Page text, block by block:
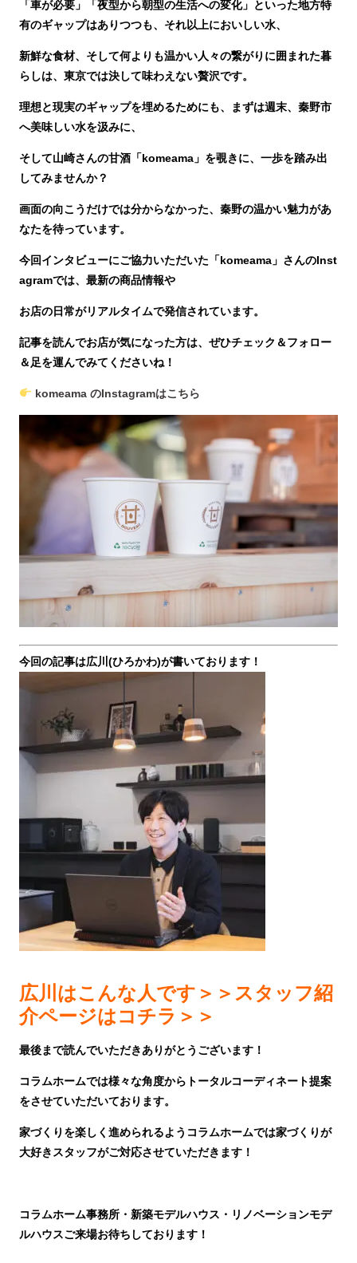
「車が必要」「夜型から朝型の生活への変化」といった地方特
有のギャップはありつつも、それ以上においしい水、
新鮮な食材、そして何よりも温かい人々の繋がりに囲まれた暮
らしは、東京では決して味わえない贅沢です。
理想と現実のギャップを埋めるためにも、まずは週末、秦野市
へ美味しい水を汲みに、
そして山崎さんの甘酒「komeama」を覗きに、一歩を踏み出
してみませんか？
画面の向こうだけでは分からなかった、秦野の温かい魅力があ
なたを待っています。
今回インタビューにご協力いただいた「komeama」さんのInst
agramでは、最新の商品情報や
お店の日常がリアルタイムで発信されています。
記事を読んでお店が気になった方は、ぜひチェック＆フォロー
＆足を運んでみてくださいね！
komeama のInstagramはこちら
今回の記事は広川(ひろかわ)が書いております！
広川はこんな人です＞＞スタッフ紹
介ページはコチラ＞＞
最後まで読んでいただきありがとうございます！
コラムホームでは様々な角度からトータルコーディネート提案
をさせていただいております。
家づくりを楽しく進められるようコラムホームでは家づくりが
大好きスタッフがご対応させていただきます！
コラムホーム事務所・新築モデルハウス・リノベーションモデ
ルハウスご来場お待ちしております！